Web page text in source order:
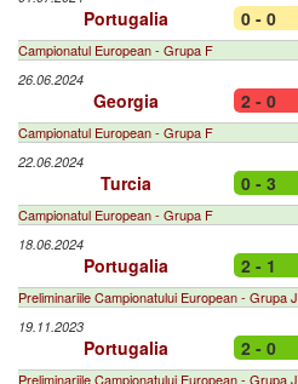
Portugalia 0 - 0
Campionatul European - Grupa F
26.06.2024
Georgia 2 - 0
Campionatul European - Grupa F
22.06.2024
Turcia 0 - 3
Campionatul European - Grupa F
18.06.2024
Portugalia 2 - 1
Preliminariile Campionatului European - Grupa J
19.11.2023
Portugalia 2 - 0
Preliminariile Campionatului European - Grupa J